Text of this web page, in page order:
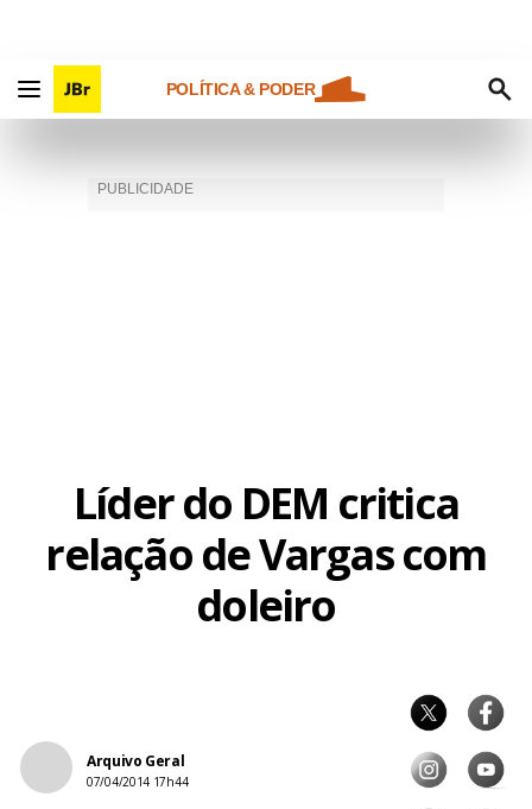
POLÍTICA & PODER
Líder do DEM critica
relação de Vargas com
doleiro
Arquivo Geral
07/04/2014 17h44